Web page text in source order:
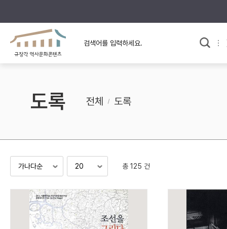
규장각의 어제와 오늘
규장각 소개영상
사료와 문학으로 본
고대
조선 후기
검색 연산자 사용안내
도록 전체 도록
총 125 건